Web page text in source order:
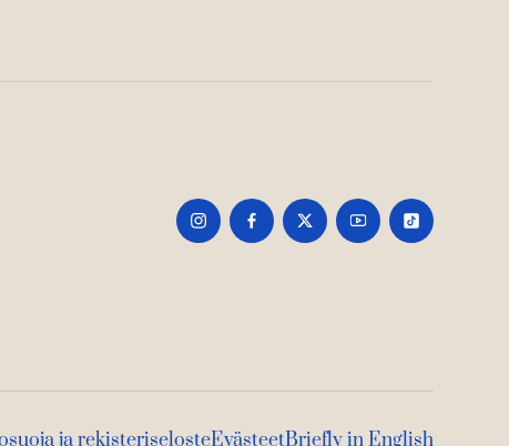
ja rekisteriselosteEvästeetBriefly in English